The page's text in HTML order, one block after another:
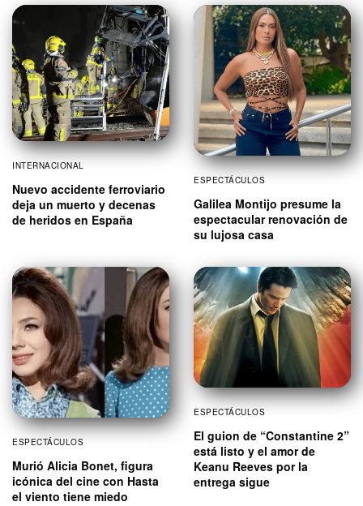
INTERNACIONAL
Nuevo accidente ferroviario
deja un muerto y decenas
de heridos en España
ESPECTÁCULOS
Galilea Montijo presume la
espectacular renovación de
su lujosa casa
ESPECTÁCULOS
Murió Alicia Bonet, figura
icónica del cine con Hasta
el viento tiene miedo
ESPECTÁCULOS
El guion de “Constantine 2”
está listo y el amor de
Keanu Reeves por la
entrega sigue